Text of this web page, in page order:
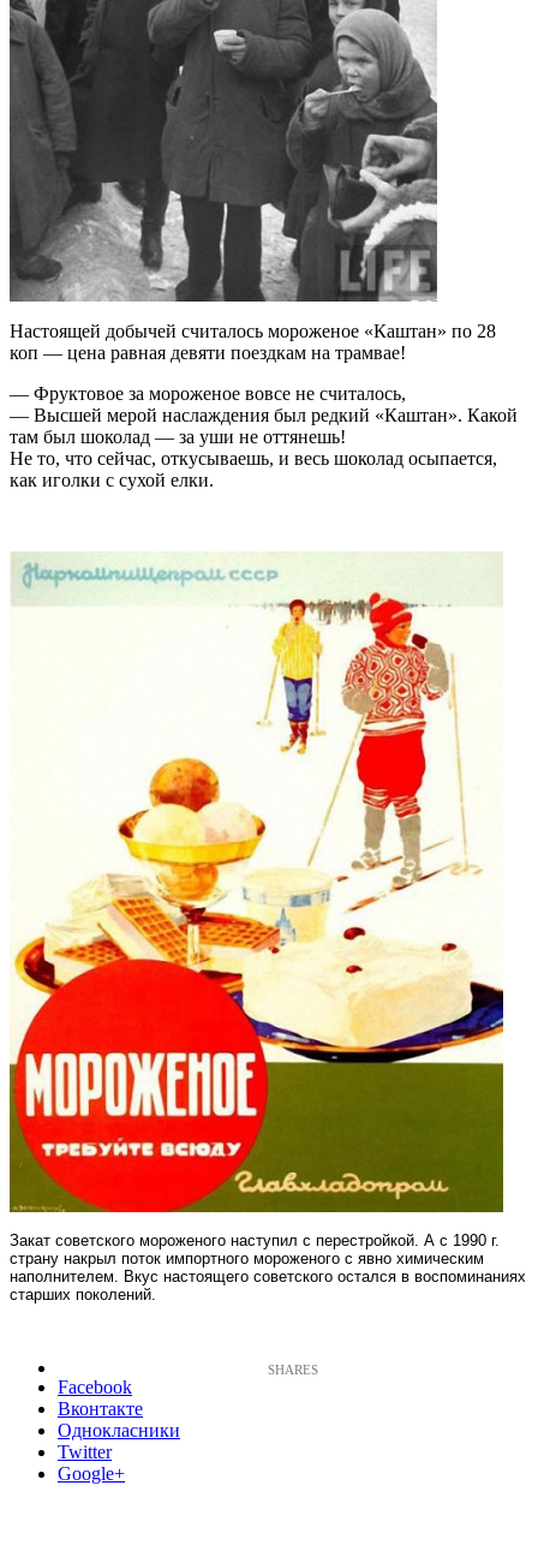
Настоящей добычей считалось мороженое «Каштан» по 28
коп — цена равная девяти поездкам на трамвае!
— Фруктовое за мороженое вовсе не считалось,
— Высшей мерой наслаждения был редкий «Каштан». Какой
там был шоколад — за уши не оттянешь!
Не то, что сейчас, откусываешь, и весь шоколад осыпается,
как иголки с сухой елки.
Закат советского мороженого наступил с перестройкой. А с 1990 г.
страну накрыл поток импортного мороженого с явно химическим
наполнителем. Вкус настоящего советского остался в воспоминаниях
старших поколений.
Facebook
Вконтакте
Однокласники
Twitter
Google+